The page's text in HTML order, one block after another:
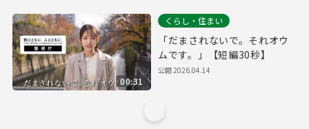
00:31
くらし・住まい
「だまされないで。それオウ
ムです。」【短編30秒】
公開2026.04.14